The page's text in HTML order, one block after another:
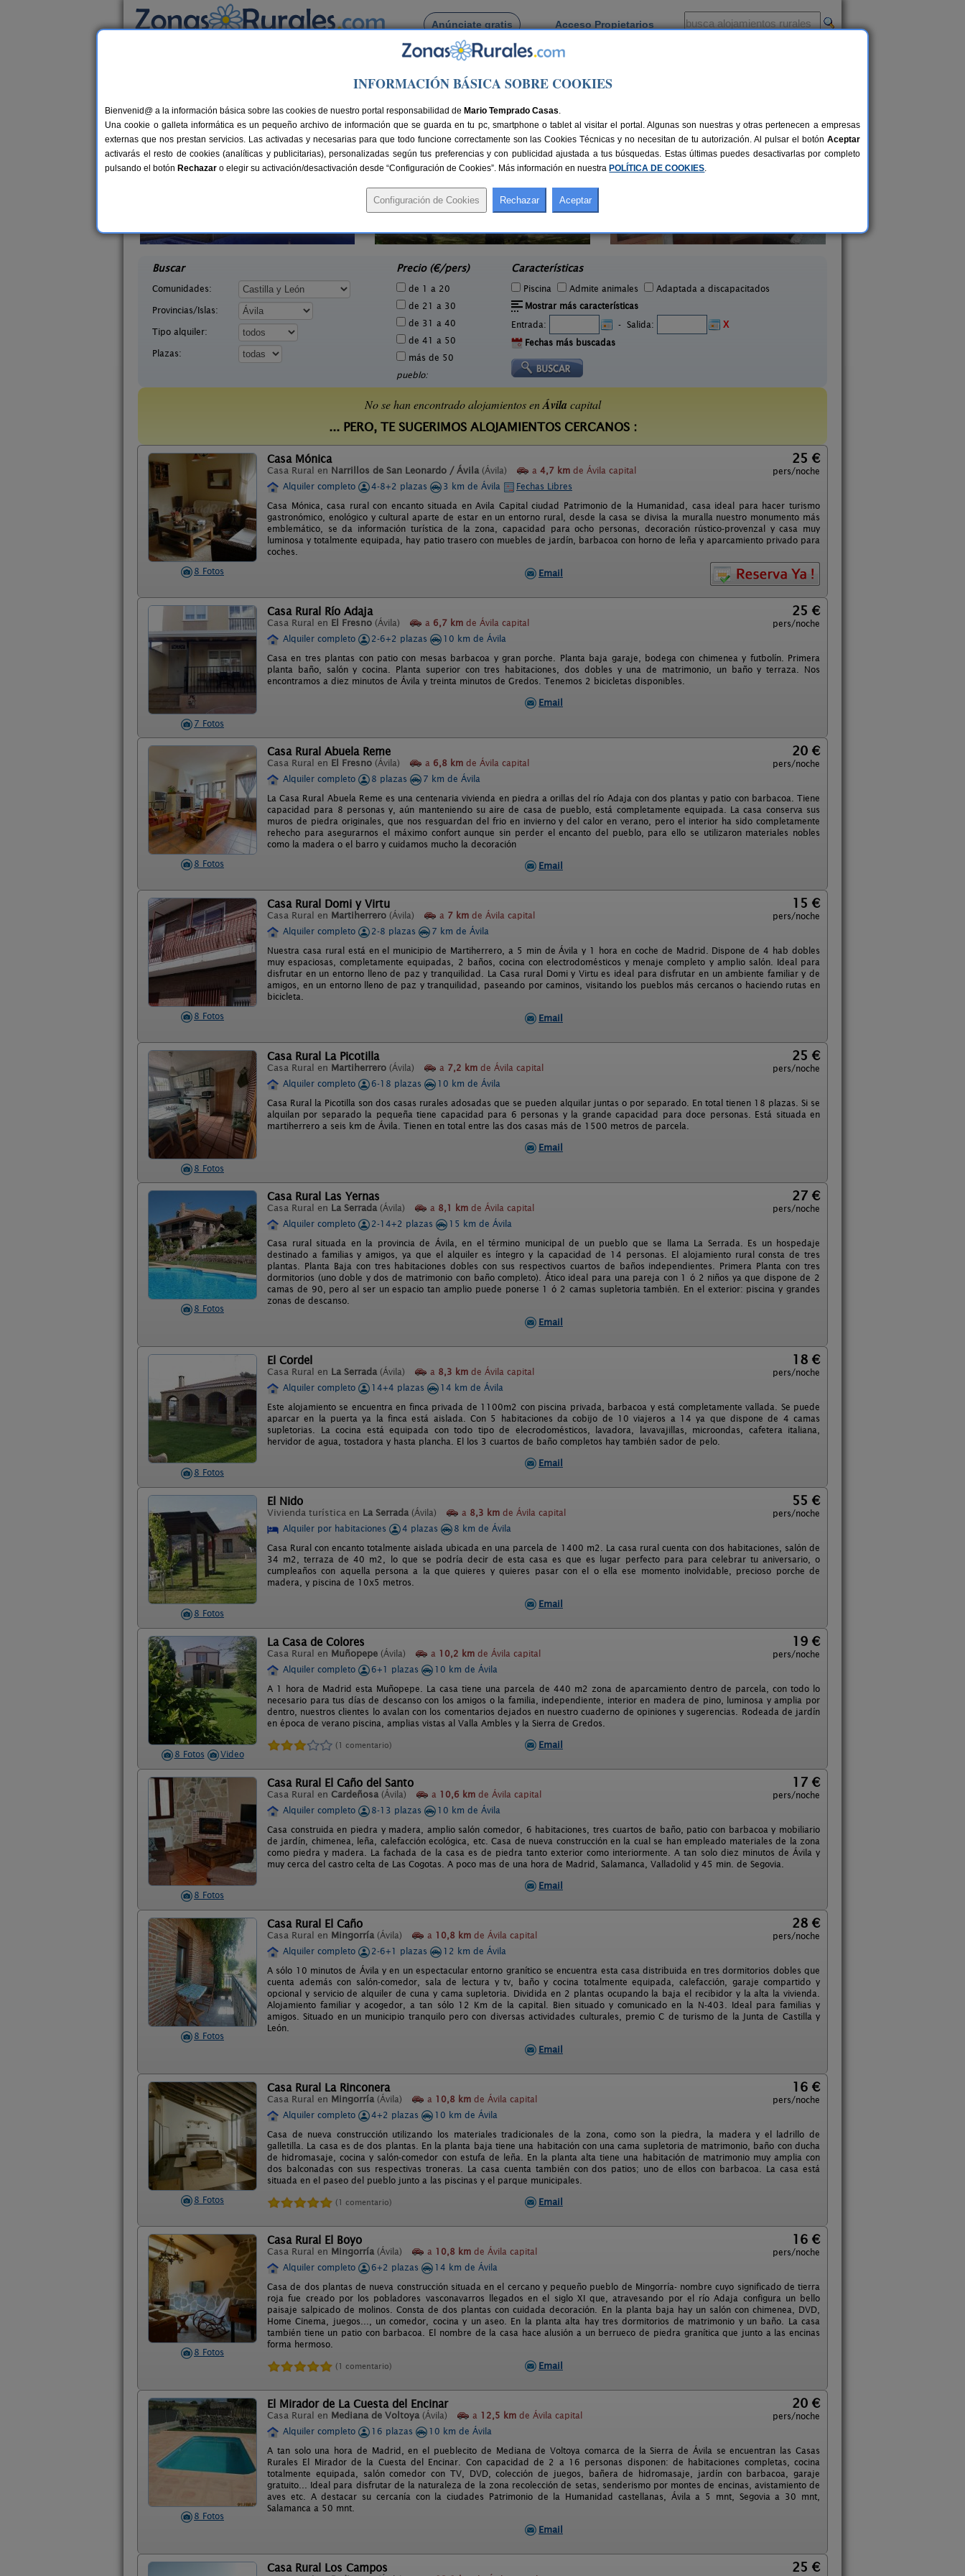
Anúnciate gratis Acceso Propietarios
Busca por pueblo
Casas Rurales cerca de Ávila capital
38 €
La Guarida del Oso
Buscar
Comunidades:
Provincias/Islas:
Tipo alquiler:
Plazas:
Precio (€/pers)
de 1 a 20
de 21 a 30
de 31 a 40
de 41 a 50
más de 50
pueblo:
Características
Piscina Admite animales
Adaptada a discapacitados
Mostrar más características
Entrada:
- Salida:
X
Fechas más buscadas
No se han encontrado alojamientos enÁvila capital
... PERO, TE SUGERIMOS ALOJAMIENTOS CERCANOS :
8 Fotos
Casa Mónica
Casa Rural en Narrillos de San Leonardo / Ávila (Ávila) a 4,7 km de Ávila capital
25 €
pers/noche
Alquiler completo
4-8+2 plazas 3 km de Ávila
Fechas Libres
Casa Mónica, casa rural con encanto situada en Avila Capital ciudad Patrimonio de la Humanidad, casa ideal para hacer turismo
gastronómico, enológico y cultural aparte de estar en un entorno rural, desde la casa se divisa la muralla nuestro monumento más
emblemático, se da información turística de la zona, capacidad para ocho personas, decoración rústico-provenzal y casa muy
luminosa y totalmente equipada, hay patio trasero con muebles de jardín, barbacoa con horno de leña y aparcamiento privado para
coches.
Email
7 Fotos
Casa Rural Río Adaja
Casa Rural en El Fresno (Ávila) a 6,7 km de Ávila capital
25 €
pers/noche
Alquiler completo
2-6+2 plazas
10 km de Ávila
Casa en tres plantas con patio con mesas barbacoa y gran porche. Planta baja garaje, bodega con chimenea y futbolín. Primera
planta baño, salón y cocina. Planta superior con tres habitaciones, dos dobles y una de matrimonio, un baño y terraza. Nos
encontramos a diez minutos de Ávila y treinta minutos de Gredos. Tenemos 2 bicicletas disponibles.
Email
8 Fotos
Casa Rural Abuela Reme
Casa Rural en El Fresno (Ávila) a 6,8 km de Ávila capital
20 €
pers/noche
Alquiler completo
8 plazas
7 km de Ávila
La Casa Rural Abuela Reme es una centenaria vivienda en piedra a orillas del río Adaja con dos plantas y patio con barbacoa. Tiene
capacidad para 8 personas y, aún manteniendo su aire de casa de pueblo, está completamente equipada. La casa conserva sus
muros de piedra originales, que nos resguardan del frio en invierno y del calor en verano, pero el interior ha sido completamente
rehecho para asegurarnos el máximo confort aunque sin perder el encanto del pueblo, para ello se utilizaron materiales nobles
como la madera o el barro y cuidamos mucho la decoración
Email
8 Fotos
Casa Rural Domi y Virtu
Casa Rural en Martiherrero (Ávila) a 7 km de Ávila capital
15 €
pers/noche
Alquiler completo
2-8 plazas
7 km de Ávila
Nuestra casa rural está en el municipio de Martiherrero, a 5 min de Ávila y 1 hora en coche de Madrid. Dispone de 4 hab dobles
muy espaciosas, completamente equipadas, 2 baños, cocina con electrodomésticos y menaje completo y amplio salón. Ideal para
disfrutar en un entorno lleno de paz y tranquilidad. La Casa rural Domi y Virtu es ideal para disfrutar en un ambiente familiar y de
amigos, en un entorno lleno de paz y tranquilidad, paseando por caminos, visitando los pueblos más cercanos o haciendo rutas en
bicicleta.
Email
8 Fotos
Casa Rural La Picotilla
Casa Rural en Martiherrero (Ávila) a 7,2 km de Ávila capital
25 €
pers/noche
Alquiler completo
6-18 plazas
10 km de Ávila
Casa Rural la Picotilla son dos casas rurales adosadas que se pueden alquilar juntas o por separado. En total tienen 18 plazas. Si se
alquilan por separado la pequeña tiene capacidad para 6 personas y la grande capacidad para doce personas. Está situada en
martiherrero a seis km de Ávila. Tienen en total entre las dos casas más de 1500 metros de parcela.
Email
8 Fotos
Casa Rural Las Yernas
Casa Rural en La Serrada (Ávila) a 8,1 km de Ávila capital
27 €
pers/noche
Alquiler completo
2-14+2 plazas
15 km de Ávila
Casa rural situada en la provincia de Ávila, en el término municipal de un pueblo que se llama La Serrada. Es un hospedaje
destinado a familias y amigos, ya que el alquiler es íntegro y la capacidad de 14 personas. El alojamiento rural consta de tres
plantas. Planta Baja con tres habitaciones dobles con sus respectivos cuartos de baños independientes. Primera Planta con tres
dormitorios (uno doble y dos de matrimonio con baño completo). Ático ideal para una pareja con 1 ó 2 niños ya que dispone de 2
camas de 90, pero al ser un espacio tan amplio puede ponerse 1 ó 2 camas supletoria también. En el exterior: piscina y grandes
zonas de descanso.
Email
8 Fotos
El Cordel
Casa Rural en La Serrada (Ávila) a 8,3 km de Ávila capital
18 €
pers/noche
Alquiler completo
14+4 plazas
14 km de Ávila
Este alojamiento se encuentra en finca privada de 1100m2 con piscina privada, barbacoa y está completamente vallada. Se puede
aparcar en la puerta ya la finca está aislada. Con 5 habitaciones da cobijo de 10 viajeros a 14 ya que dispone de 4 camas
supletorias. La cocina está equipada con todo tipo de elecrodomésticos, lavadora, lavavajillas, microondas, cafetera italiana,
hervidor de agua, tostadora y hasta plancha. El los 3 cuartos de baño completos hay también sador de pelo.
Email
8 Fotos
El Nido
Vivienda turística en La Serrada (Ávila) a 8,3 km de Ávila capital
55 €
pers/noche
Alquiler por habitaciones
4 plazas
8 km de Ávila
Casa Rural con encanto totalmente aislada ubicada en una parcela de 1400 m2. La casa rural cuenta con dos habitaciones, salón de
34 m2, terraza de 40 m2, lo que se podría decir de esta casa es que es lugar perfecto para para celebrar tu aniversario, o
cumpleaños con aquella persona a la que quieres y quieres pasar con el o ella ese momento inolvidable, precioso porche de
madera, y piscina de 10x5 metros.
Email
8 Fotos Video
La Casa de Colores
Casa Rural en Muñopepe (Ávila) a 10,2 km de Ávila capital
19 €
pers/noche
Alquiler completo
6+1 plazas
10 km de Ávila
A 1 hora de Madrid esta Muñopepe. La casa tiene una parcela de 440 m2 zona de aparcamiento dentro de parcela, con todo lo
necesario para tus días de descanso con los amigos o la familia, independiente, interior en madera de pino, luminosa y amplia por
dentro, nuestros clientes lo avalan con los comentarios dejados en nuestro cuaderno de opiniones y sugerencias. Rodeada de jardín
en época de verano piscina, amplias vistas al Valla Ambles y la Sierra de Gredos.
(1 comentario) Email
8 Fotos
Casa Rural El Caño del Santo
Casa Rural en Cardeñosa (Ávila) a 10,6 km de Ávila capital
17 €
pers/noche
Alquiler completo
8-13 plazas
10 km de Ávila
Casa construida en piedra y madera, amplio salón comedor, 6 habitaciones, tres cuartos de baño, patio con barbacoa y mobiliario
de jardín, chimenea, leña, calefacción ecológica, etc. Casa de nueva construcción en la cual se han empleado materiales de la zona
como piedra y madera. La fachada de la casa es de piedra tanto exterior como interiormente. A tan solo diez minutos de Ávila y
muy cerca del castro celta de Las Cogotas. A poco mas de una hora de Madrid, Salamanca, Valladolid y 45 min. de Segovia.
Email
8 Fotos
Casa Rural El Caño
Casa Rural en Mingorría (Ávila) a 10,8 km de Ávila capital
28 €
pers/noche
Alquiler completo
2-6+1 plazas
12 km de Ávila
A sólo 10 minutos de Ávila y en un espectacular entorno granítico se encuentra esta casa distribuida en tres dormitorios dobles que
cuenta además con salón-comedor, sala de lectura y tv, baño y cocina totalmente equipada, calefacción, garaje compartido y
opcional y servicio de alquiler de cuna y cama supletoria. Dividida en 2 plantas ocupando la baja el recibidor y la alta la vivienda.
Alojamiento familiar y acogedor, a tan sólo 12 Km de la capital. Bien situado y comunicado en la N-403. Ideal para familias y
amigos. Situado en un municipio tranquilo pero con diversas actividades culturales, premio C de turismo de la Junta de Castilla y
León.
Email
8 Fotos
Casa Rural La Rinconera
Casa Rural en Mingorría (Ávila) a 10,8 km de Ávila capital
16 €
pers/noche
Alquiler completo
4+2 plazas
10 km de Ávila
Casa de nueva construcción utilizando los materiales tradicionales de la zona, como son la piedra, la madera y el ladrillo de
galletilla. La casa es de dos plantas. En la planta baja tiene una habitación con una cama supletoria de matrimonio, baño con ducha
de hidromasaje, cocina y salón-comedor con estufa de leña. En la planta alta tiene una habitación de matrimonio muy amplia con
dos balconadas con sus respectivas troneras. La casa cuenta también con dos patios; uno de ellos con barbacoa. La casa está
situada en el paseo del pueblo junto a las piscinas y el parque municipales.
(1 comentario) Email
8 Fotos
Casa Rural El Boyo
Casa Rural en Mingorría (Ávila) a 10,8 km de Ávila capital
16 €
pers/noche
Alquiler completo
6+2 plazas
14 km de Ávila
Casa de dos plantas de nueva construcción situada en el cercano y pequeño pueblo de Mingorría- nombre cuyo significado de tierra
roja fue creado por los pobladores vasconavarros llegados en el siglo XI que, atravesando por el río Adaja configura un bello
paisaje salpicado de molinos. Consta de dos plantas con cuidada decoración. En la planta baja hay un salón con chimenea, DVD,
Home Cinema, juegos..., un comedor, cocina y un aseo. En la planta alta hay tres dormitorios de matrimonio y un baño. La casa
también tiene un patio con barbacoa. El nombre de la casa hace alusión a un berrueco de piedra granítica que junto a las encinas
forma hermoso.
(1 comentario) Email
8 Fotos
El Mirador de La Cuesta del Encinar
Casa Rural en Mediana de Voltoya (Ávila) a 12,5 km de Ávila capital
20 €
pers/noche
Alquiler completo
16 plazas
10 km de Ávila
A tan solo una hora de Madrid, en el pueblecito de Mediana de Voltoya comarca de la Sierra de Ávila se encuentran las Casas
Rurales El Mirador de la Cuesta del Encinar. Con capacidad de 2 a 16 personas disponen: de habitaciones completas, cocina
totalmente equipada, salón comedor con TV, DVD, colección de juegos, bañera de hidromasaje, jardín con barbacoa, garaje
gratuito... Ideal para disfrutar de la naturaleza de la zona recolección de setas, senderismo por montes de encinas, avistamiento de
aves etc. A destacar su cercanía con la ciudades Patrimonio de la Humanidad castellanas, Ávila a 5 mnt, Segovia a 30 mnt,
Salamanca a 50 mnt.
Email
Casa Rural Los Campos 25 €
INFORMACIÓN BÁSICA SOBRE COOKIES
Bienvenid@ a la información básica sobre las cookies de nuestro portal responsabilidad de Mario Temprado Casas.
Una cookie o galleta informática es un pequeño archivo de información que se guarda en tu pc, smartphone o tablet al visitar el portal. Algunas son nuestras y otras pertenecen a empresas
externas que nos prestan servicios. Las activadas y necesarias para que todo funcione correctamente son las Cookies Técnicas y no necesitan de tu autorización. Al pulsar el botón Aceptar
activarás el resto de cookies (analíticas y publicitarias), personalizadas según tus preferencias y con publicidad ajustada a tus búsquedas. Estas últimas puedes desactivarlas por completo
pulsando el botón Rechazar o elegir su activación/desactivación desde “Configuración de Cookies”. Más información en nuestra POLÍTICA DE COOKIES.